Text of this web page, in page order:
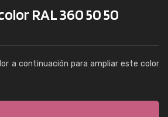
RAL 360 50 50
a continuación para ampliar este color